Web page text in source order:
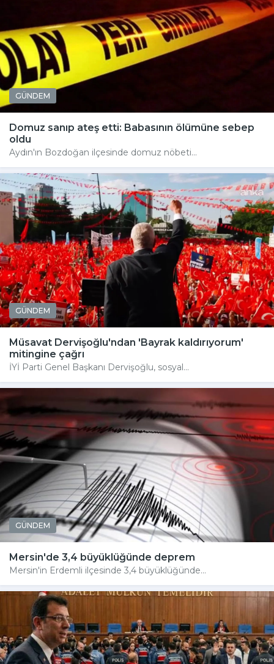
GÜNDEM
Domuz sanıp ateş etti: Babasının ölümüne sebep
oldu
Aydın'ın Bozdoğan ilçesinde domuz nöbeti...
GÜNDEM
Müsavat Dervişoğlu'ndan 'Bayrak kaldırıyorum'
mitingine çağrı
İYİ Parti Genel Başkanı Dervişoğlu, sosyal...
GÜNDEM
Mersin'de 3,4 büyüklüğünde deprem
Mersin'in Erdemli ilçesinde 3,4 büyüklüğünde...